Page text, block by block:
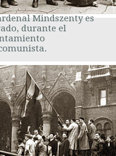
Mindszenty es
durante el